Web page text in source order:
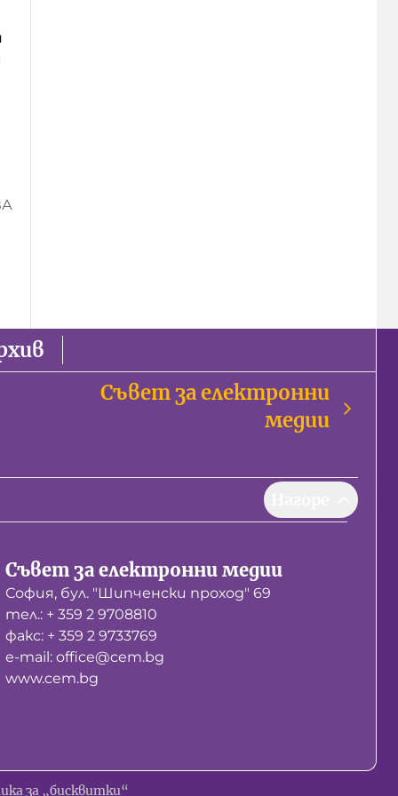
Съвет за електронни
медии
Съвет за електронни медии
София, бул. "Шипченски проход" 69
тел.: + 359 2 9708810
факс: + 359 2 9733769
е-mail: office@cem.bg
www.cem.bg
за „бисквитки“